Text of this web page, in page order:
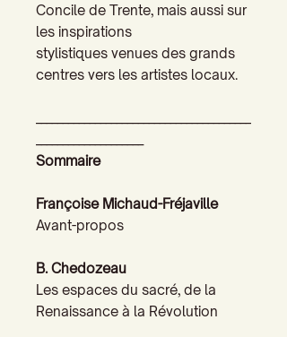
Concile de Trente, mais aussi sur
les inspirations
stylistiques venues des grands
centres vers les artistes locaux.
Sommaire
Françoise Michaud-Fréjaville
Avant-propos
B. Chedozeau
Les espaces du sacré, de la
Renaissance à la Révolution